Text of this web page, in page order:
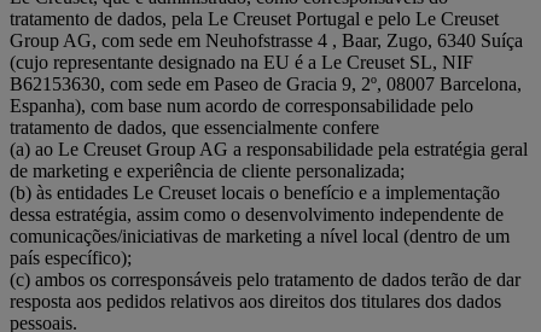
tratamento de dados, pela Le Creuset Portugal e pelo Le Creuset
Group AG, com sede em Neuhofstrasse 4 , Baar, Zugo, 6340 Suíça
(cujo representante designado na EU é a Le Creuset SL, NIF
B62153630, com sede em Paseo de Gracia 9, 2º, 08007 Barcelona,
Espanha), com base num acordo de corresponsabilidade pelo
tratamento de dados, que essencialmente confere
(a) ao Le Creuset Group AG a responsabilidade pela estratégia geral
de marketing e experiência de cliente personalizada;
(b) às entidades Le Creuset locais o benefício e a implementação
dessa estratégia, assim como o desenvolvimento independente de
comunicações/iniciativas de marketing a nível local (dentro de um
país específico);
(c) ambos os corresponsáveis pelo tratamento de dados terão de dar
resposta aos pedidos relativos aos direitos dos titulares dos dados
pessoais.